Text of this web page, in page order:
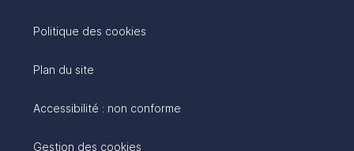
Politique des cookies
Plan du site
Accessibilité : non conforme
Gestion des cookies